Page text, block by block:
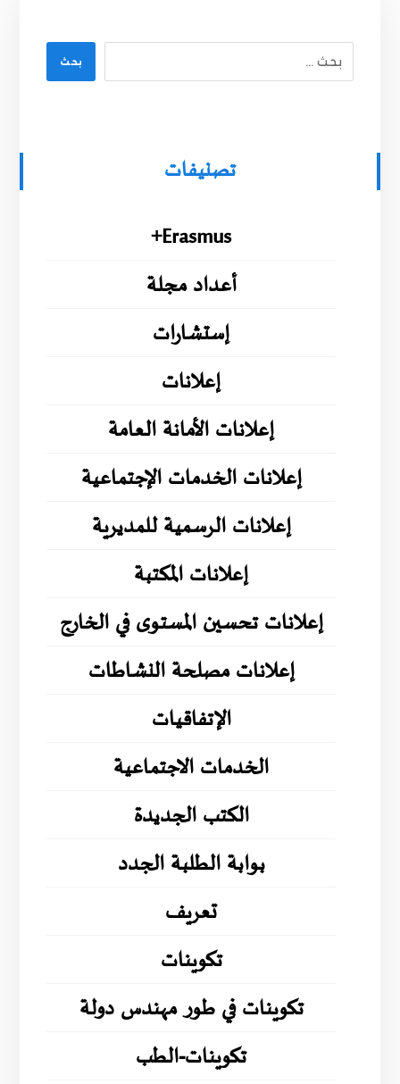
بحث
تصنيفات
Erasmus+
أعداد مجلة
إستشارات
إعلانات
إعلانات الأمانة العامة
إعلانات الخدمات الإجتماعية
إعلانات الرسمية للمديرية
إعلانات المكتبة
إعلانات تحسين المستوى في الخارج
إعلانات مصلحة النشاطات
الإتفاقيات
الخدمات الاجتماعية
الكتب الجديدة
بوابة الطلبة الجدد
تعريف
تكوينات
تكوينات في طور مهندس دولة
تكوينات-الطب